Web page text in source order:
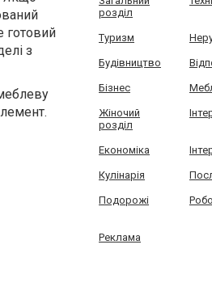
готовий
з
розділ
Туризм
Будівництво
Бізнес
Жіночий
розділ
Економіка
Кулінарія
Подорожі
Реклама